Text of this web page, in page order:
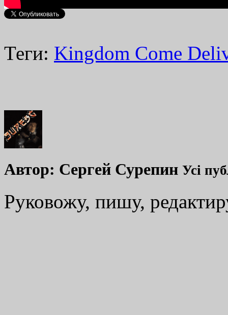
Теги: Kingdom Come
Автор: Сергей Сурепин Усі
Руковожу, пишу,